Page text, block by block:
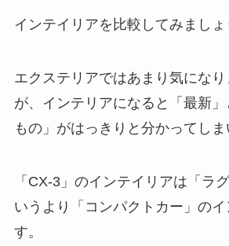
インテイリアを比較してみましょ
エクステリアではあまり気にな
が、インテリアになると「最新
もの」がはっきりと分かってしま
「CX-3」のインテイリアは「ラ
いうより「コンパクトカー」の
す。